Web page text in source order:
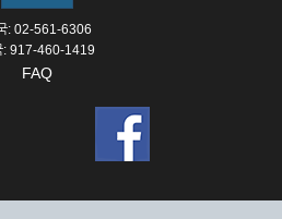
영구적으로 중지할 수 있습니다.
공할 수 없는 합당한 사유가 발생한
의 사유로 서비스의 제공이 일시적
: 02-561-6306
: 917-460-1419
FAQ